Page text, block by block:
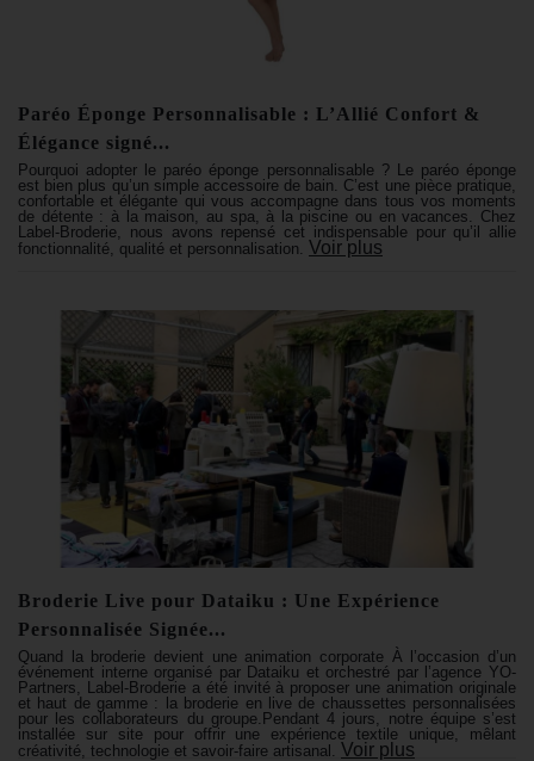
Paréo Éponge Personnalisable : L’Allié Confort &
Élégance signé...
Pourquoi adopter le paréo éponge personnalisable ? Le paréo éponge
est bien plus qu’un simple accessoire de bain. C’est une pièce pratique,
confortable et élégante qui vous accompagne dans tous vos moments
de détente : à la maison, au spa, à la piscine ou en vacances. Chez
Label-Broderie, nous avons repensé cet indispensable pour qu’il allie
fonctionnalité, qualité et personnalisation. Voir plus
Broderie Live pour Dataiku : Une Expérience
Personnalisée Signée...
Quand la broderie devient une animation corporate À l’occasion d’un
événement interne organisé par Dataiku et orchestré par l’agence YO-
Partners, Label-Broderie a été invité à proposer une animation originale
et haut de gamme : la broderie en live de chaussettes personnalisées
pour les collaborateurs du groupe.Pendant 4 jours, notre équipe s’est
installée sur site pour offrir une expérience textile unique, mêlant
créativité, technologie et savoir-faire artisanal.
Voir plus